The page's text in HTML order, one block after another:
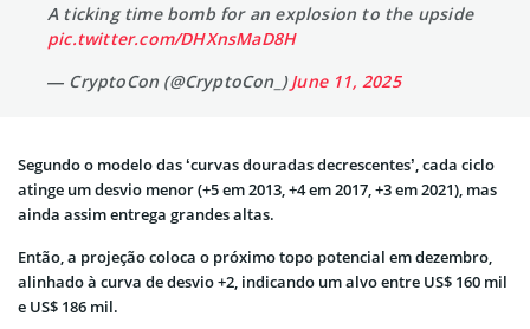
A ticking time bomb for an explosion to the upside
pic.twitter.com/DHXnsMaD8H
— CryptoCon (@CryptoCon_)June 11, 2025
Segundo o modelo das ‘curvas douradas decrescentes’, cada ciclo
atinge um desvio menor (+5 em 2013, +4 em 2017, +3 em 2021), mas
ainda assim entrega grandes altas.
Então, a projeção coloca o próximo topo potencial em dezembro,
alinhado à curva de desvio +2, indicando um alvo entre US$ 160 mil
e US$ 186 mil.